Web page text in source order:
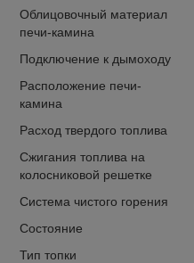
Облицовочный материал
печи-камина
Подключение к дымоходу
Расположение печи-
камина
Расход твердого топлива
Сжигания топлива на
колосниковой решетке
Система чистого горения
Состояние
Тип топки